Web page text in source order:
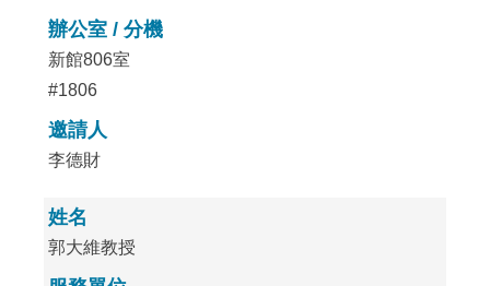
辦公室 / 分機
新館806室
#1806
邀請人
李德財
姓名
郭大維教授